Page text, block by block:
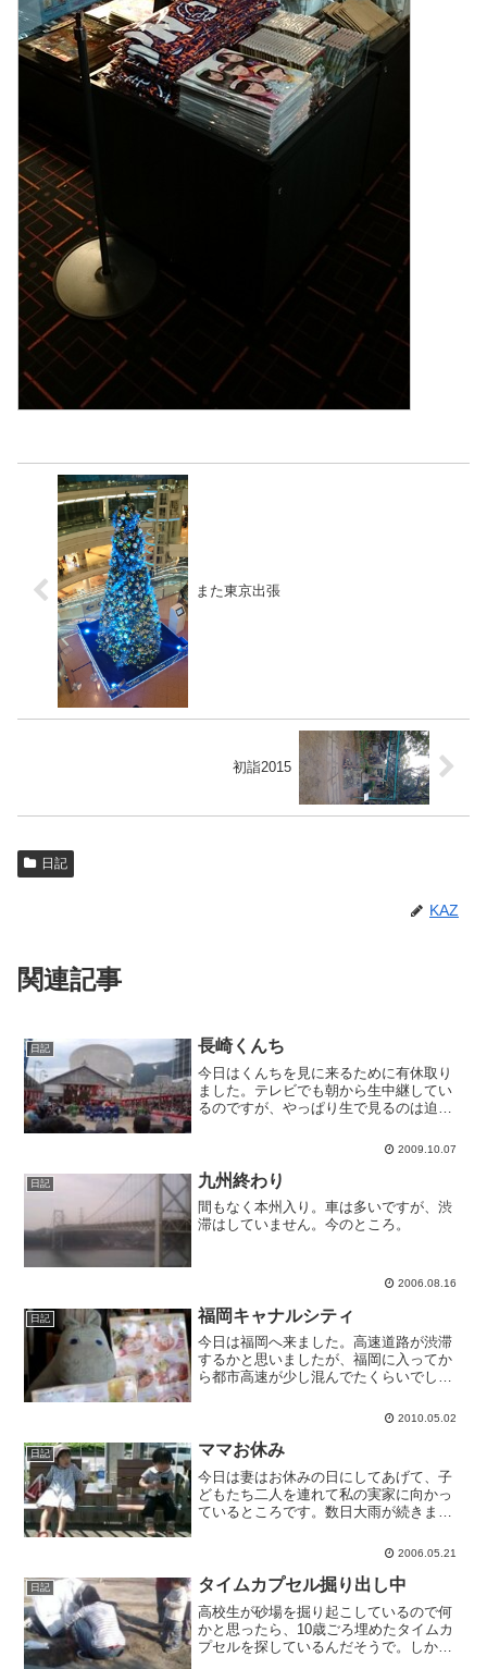
また東京出張
初詣2015
日記
KAZ
関連記事
日記 長崎くんち
今日はくんちを見に来るために有休取り
ました。テレビでも朝から生中継してい
るのですが、やっぱり生で見るのは迫力
ってなかったので、御旅所で覗き見して
ます。来年は諏訪神社で見よう。
2009.10.07
日記 九州終わり
間もなく本州入り。車は多いですが、渋
滞はしていません。今のところ。
2006.08.16
日記 福岡キャナルシティ
今日は福岡へ来ました。高速道路が渋滞
するかと思いましたが、福岡に入ってか
ら都市高速が少し混んでたくらいでし
2010.05.02
日記 ママお休み
今日は妻はお休みの日にしてあげて、子
どもたち二人を連れて私の実家に向かっ
ているところです。数日大雨が続きまし
2006.05.21
日記 タイムカプセル掘り出し中
高校生が砂場を掘り起こしているので何
かと思ったら、10歳ごろ埋めたタイムカ
プセルを探しているんだそうで。しかし